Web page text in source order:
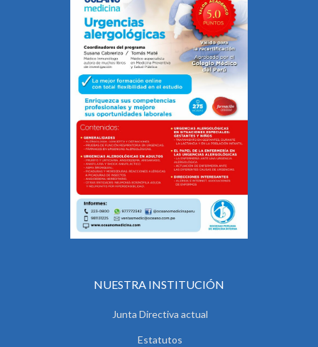
NUESTRA INSTITUCIÓN
Junta Directiva actual
Estatutos